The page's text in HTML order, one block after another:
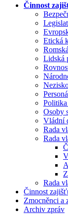
Činnost
Etická
Lidská
Osoby
Vládní
Rada
Rada
Rada
Činnost
Zmocněnci a
Archiv zpráv